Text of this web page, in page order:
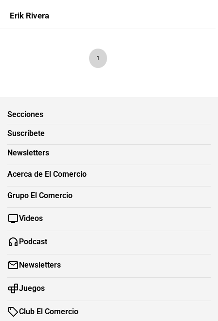
Erik Rivera
1
Secciones
Suscríbete
Newsletters
Acerca de El Comercio
Grupo El Comercio
Videos
Podcast
Newsletters
Juegos
Club El Comercio